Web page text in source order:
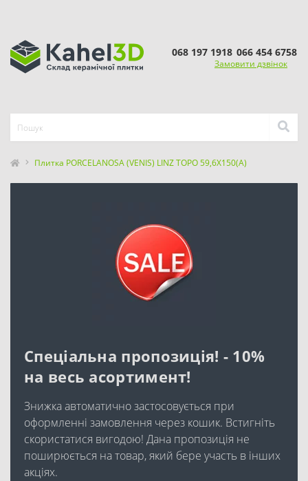
068 197 1918 066 454 6758
Замовити дзвінок
Плитка PORCELANOSA (VENIS) LINZ TOPO 59,6X150(A)
Спеціальна пропозиція! - 10%
на весь асортимент!
Знижка автоматично застосовується при
оформленні замовлення через кошик. Встигніть
скористатися вигодою! Дана пропозиція не
поширюється на товар, який бере участь в інших
акціях.